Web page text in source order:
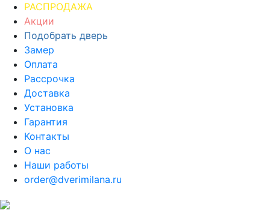
РАСПРОДАЖА
Акции
Подобрать дверь
Замер
Оплата
Рассрочка
Доставка
Установка
Гарантия
Контакты
О нас
Наши работы
order@dverimilana.ru